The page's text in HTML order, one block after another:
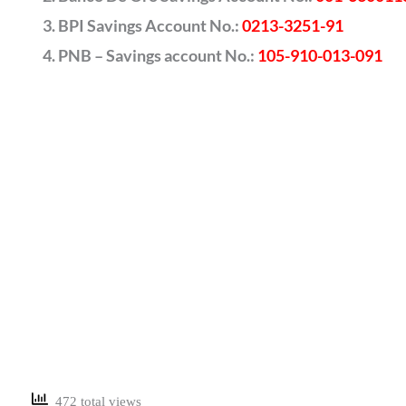
BPI Savings Account No.:0213-3251-91
PNB – Savings account No.: 105-910-013-091
472 total views